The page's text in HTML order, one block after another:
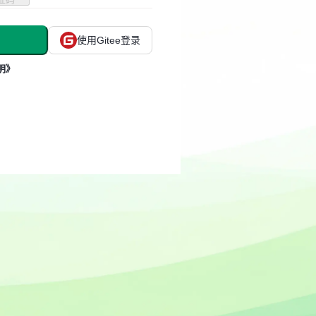
使用Gitee登录
》